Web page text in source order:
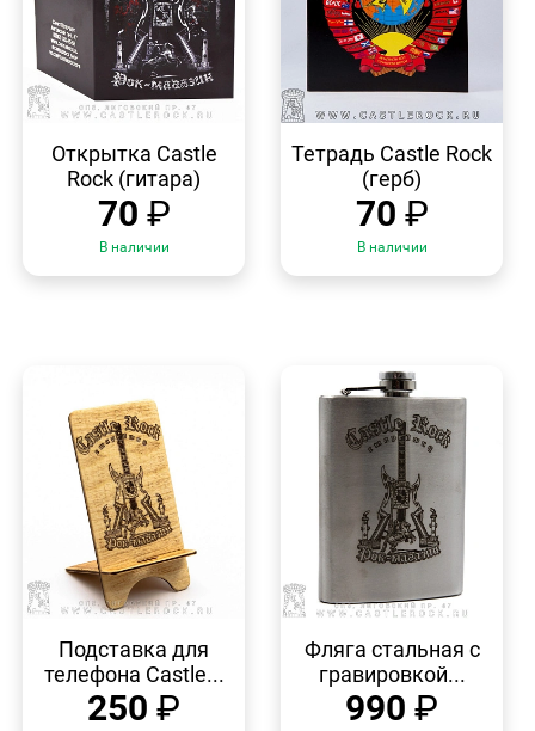
ПРОСМОТР
Открытка Castle
Rock (гитара)
70 ₽
В наличии
ПРОСМОТР
Тетрадь Castle Rock
(герб)
70 ₽
В наличии
ПРОСМОТР
Подставка для
телефона Castle...
250 ₽
ПРОСМОТР
Фляга стальная с
гравировкой...
990 ₽